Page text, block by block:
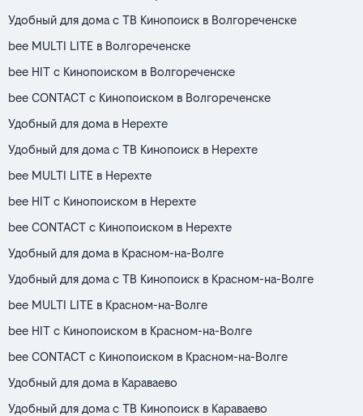
Удобный для дома с ТВ Кинопоиск в Волгореченске
bee MULTI LITE в Волгореченске
bee HIT с Кинопоиском в Волгореченске
bee CONTACT с Кинопоиском в Волгореченске
Удобный для дома в Нерехте
Удобный для дома с ТВ Кинопоиск в Нерехте
bee MULTI LITE в Нерехте
bee HIT с Кинопоиском в Нерехте
bee CONTACT с Кинопоиском в Нерехте
Удобный для дома в Красном-на-Волге
Удобный для дома с ТВ Кинопоиск в Красном-на-Волге
bee MULTI LITE в Красном-на-Волге
bee HIT с Кинопоиском в Красном-на-Волге
bee CONTACT с Кинопоиском в Красном-на-Волге
Удобный для дома в Караваево
Удобный для дома с ТВ Кинопоиск в Караваево